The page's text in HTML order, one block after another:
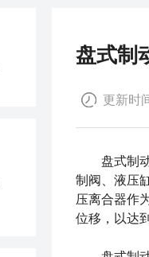
盘式制
更新时
盘式制
制阀、液压
压离合器作
位移，以达